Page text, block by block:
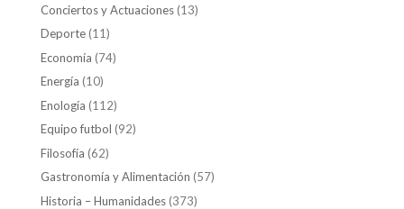
Conciertos y Actuaciones(13)
Deporte(11)
Economía (74)
Energía (10)
Enología (112)
Equipo futbol (92)
Filosofía (62)
Gastronomía y Alimentación (57)
Historia – Humanidades(373)